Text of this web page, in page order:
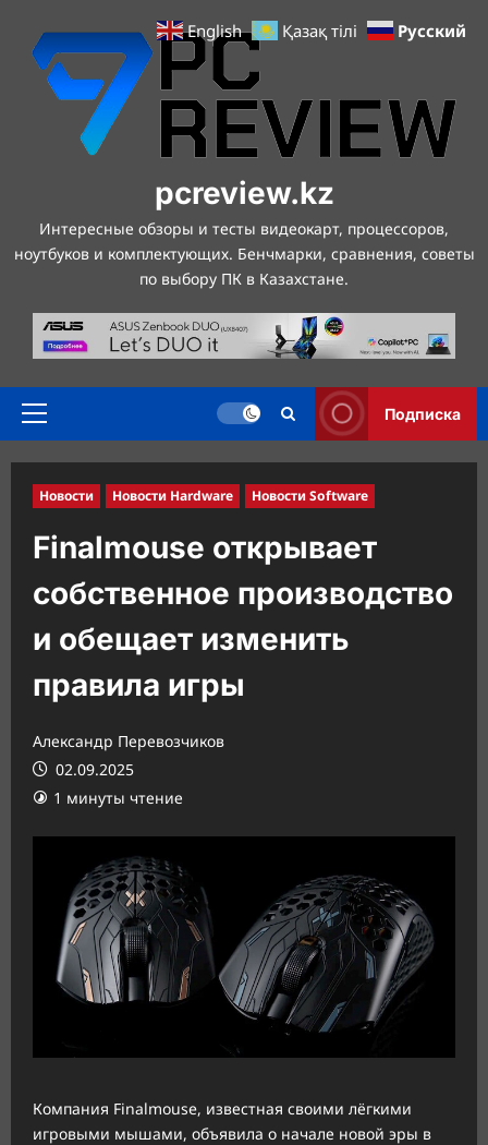
содержимому
pcreview.kz
Интересные обзоры и тесты видеокарт, процессоров,
ноутбуков и комплектующих. Бенчмарки, сравнения, советы
по выбору ПК в Казахстане.
Основное
Подписка
Новости Новости Hardware Новости Software
Finalmouse открывает
собственное производство
и обещает изменить
правила игры
Александр Перевозчиков
02.09.2025
1 минуты чтение
Компания Finalmouse, известная своими лёгкими
игровыми мышами, объявила о начале новой эры в
English Қазақ тілі Русский